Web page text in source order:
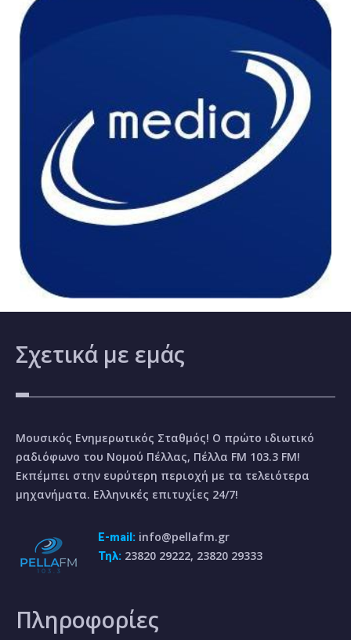
Σχετικά με εμάς
Μουσικός Ενημερωτικός Σταθμός! Ο πρώτο ιδιωτικό
ραδιόφωνο του Νομού Πέλλας, Πέλλα FM 103.3 FM!
Εκπέμπει στην ευρύτερη περιοχή με τα τελειότερα
μηχανήματα. Ελληνικές επιτυχίες 24/7!
E-mail: info@pellafm.gr
Τηλ: 23820 29222, 23820 29333
Πληροφορίες